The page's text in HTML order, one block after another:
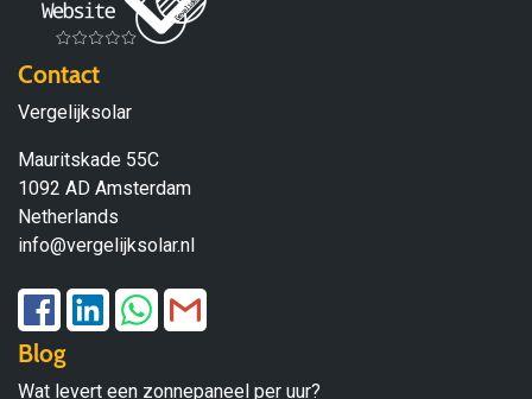
Contact
Vergelijksolar
Mauritskade 55C
1092 AD Amsterdam
Netherlands
info@vergelijksolar.nl
Blog
Wat levert een zonnepaneel per uur?